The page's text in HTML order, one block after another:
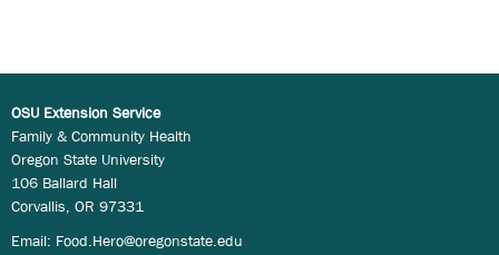
OSU Extension Service
Family & Community Health
Oregon State University
106 Ballard Hall
Corvallis, OR 97331
Email: Food.Hero@oregonstate.edu